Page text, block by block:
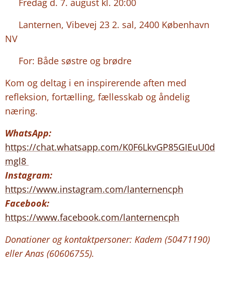
📍 Lanternen, Vibevej 23 2. sal, 2400 København
NV
👥 For: Både søstre og brødre
Kom og deltag i en inspirerende aften med
refleksion, fortælling, fællesskab og åndelig
næring.
WhatsApp:
https://chat.whatsapp.com/K0F6LkvGP85GIEuU0d
mgl8
Instagram:
https://www.instagram.com/lanternencph
Facebook:
https://www.facebook.com/lanternencph
Donationer og kontaktpersoner: Kadem (50471190)
eller Anas (60606755).